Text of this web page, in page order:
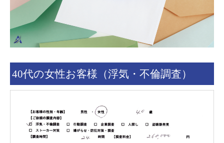
40代の女性お客様（浮気・不倫調査）